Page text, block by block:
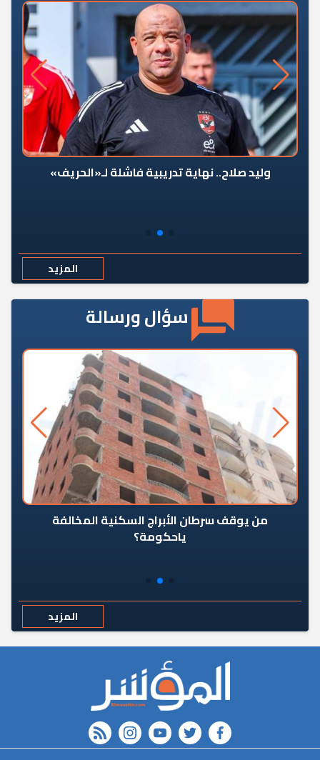
وليد صلاح.. نهاية تدريبية فاشلة لـ«الحريف»
المزيد
سؤال ورسالة
من يوقف سرطان الأبراج السكنية المخالفة
ياحكومة؟
المزيد
FACEBOOK
twitter
youtube
instagram
rss feed